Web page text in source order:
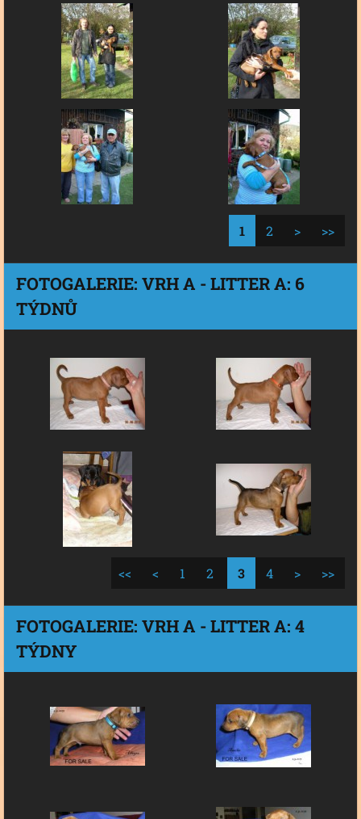
1 2 > >>
FOTOGALERIE: VRH A - LITTER A: 6
TÝDNŮ
<< < 1 2 3 4 > >>
FOTOGALERIE: VRH A - LITTER A: 4
TÝDNY